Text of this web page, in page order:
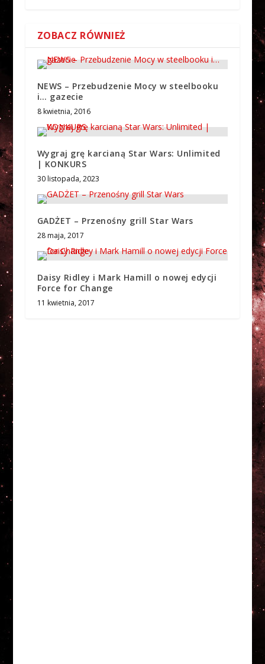
ZOBACZ RÓWNIEŻ
NEWS – Przebudzenie Mocy w steelbooku
i… gazecie
8 kwietnia, 2016
Wygraj grę karcianą Star Wars: Unlimited
| KONKURS
30 listopada, 2023
GADŻET – Przenośny grill Star Wars
28 maja, 2017
Daisy Ridley i Mark Hamill o nowej edycji
Force for Change
11 kwietnia, 2017